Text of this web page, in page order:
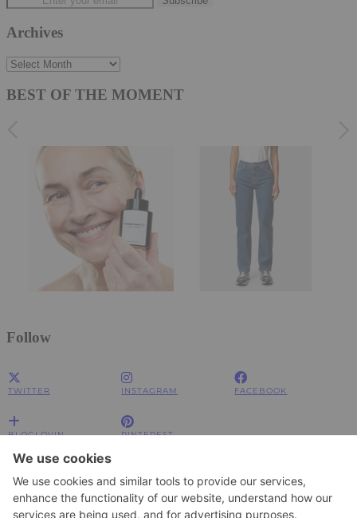
Archives
Archives
BEST OF THE MOMENT
Follow
TWITTER INSTAGRAM FACEBOOK
BLOGLOVIN PINTEREST
Impressum
Impressum